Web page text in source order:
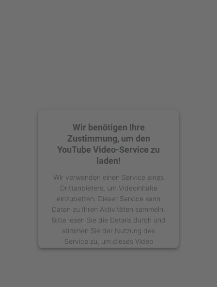
Wir benötigen Ihre
Zustimmung, um den
YouTube Video-Service zu
laden!
Wir verwenden einen Service eines
Drittanbieters, um Videoinhalte
einzubetten. Dieser Service kann
Daten zu Ihren Aktivitäten sammeln.
Bitte lesen Sie die Details durch und
stimmen Sie der Nutzung des
Service zu, um dieses Video
anzusehen.